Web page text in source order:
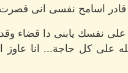
اسامح نفسى انى
نفسك يابنى دا قضاء
على كل حاجة... انا